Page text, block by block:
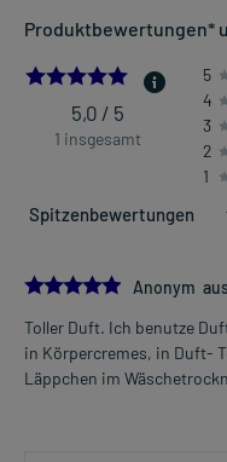
Produktbewertungen*
5.0
5,0 / 5
1 insgesamt
5
4
3
2
1
5.0Anonym
Toller Duft. Ich benutze
in Körpercremes, in Duft-
Läppchen im